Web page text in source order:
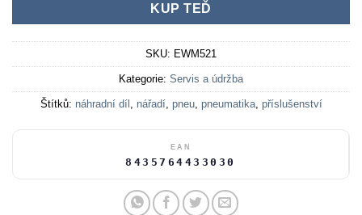
KUP TEĎ
SKU: EWM521
Kategorie: Servis a údržba
Štítků: náhradní díl , nářadí, pneu, pneumatika, příslušenství
EAN
8435764433030